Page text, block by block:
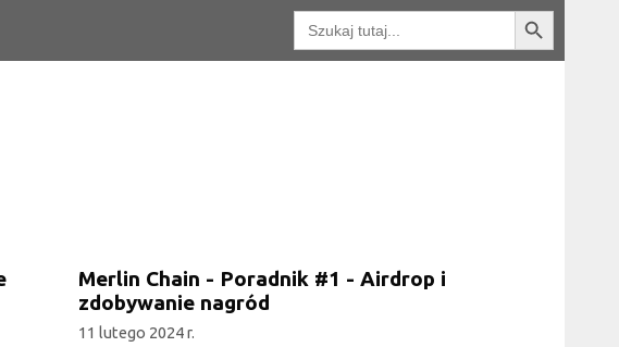
Wyszukaj: Przycisk wyszukiwania
Merlin Chain - Poradnik #1 - Airdrop i
zdobywanie nagród
11 lutego 2024 r.